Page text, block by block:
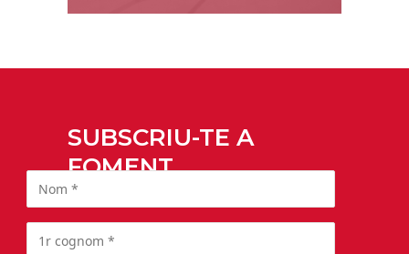
SUBSCRIU-TE A
FOMENT